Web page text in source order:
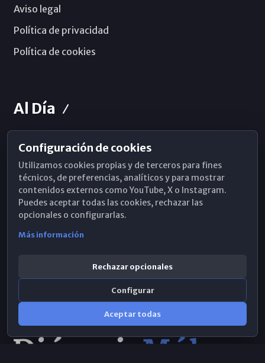
Aviso legal
Política de privacidad
Política de cookies
Al Día
Horarios de Misa
Hemeroteca
WhatsApp
Configuración de cookies
Utilizamos cookies propias y de terceros para fines
técnicos, de preferencias, analíticos y para mostrar
contenidos externos como YouTube, X o Instagram.
Puedes aceptar todas las cookies, rechazar las
opcionales o configurarlas.
Más información
Rechazar opcionales
Configurar
Aceptar todas